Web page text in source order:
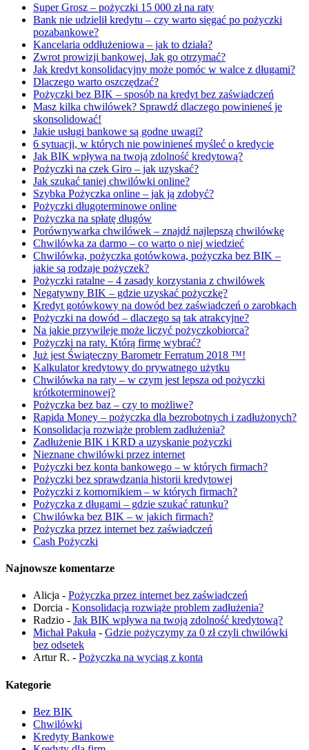
Super Grosz – pożyczki 15 000 zł na raty
Bank nie udzielił kredytu – czy warto sięgać po pożyczki
pozabankowe?
Kancelaria oddłużeniowa – jak to działa?
Zwrot prowizji bankowej. Jak go otrzymać?
Jak kredyt konsolidacyjny może pomóc w walce z długami?
Dlaczego warto oszczędzać?
Pożyczki bez BIK – sposób na kredyt bez zaświadczeń
Masz kilka chwilówek? Sprawdź dlaczego powinieneś je
skonsolidować!
Jakie usługi bankowe są godne uwagi?
6 sytuacji, w których nie powinieneś myśleć o kredycie
Jak BIK wpływa na twoją zdolność kredytową?
Pożyczki na czek Giro – jak uzyskać?
Jak szukać taniej chwilówki online?
Szybka Pożyczka online – jak ją zdobyć?
Pożyczki długoterminowe online
Pożyczka na spłatę długów
Porównywarka chwilówek – znajdź najlepszą chwilówkę
Chwilówka za darmo – co warto o niej wiedzieć
Chwilówka, pożyczka gotówkowa, pożyczka bez BIK –
jakie są rodzaje pożyczek?
Pożyczki ratalne – 4 zasady korzystania z chwilówek
Negatywny BIK – gdzie uzyskać pożyczkę?
Kredyt gotówkowy na dowód bez zaświadczeń o zarobkach
Pożyczki na dowód – dlaczego są tak atrakcyjne?
Na jakie przywileje może liczyć pożyczkobiorca?
Pożyczki na raty. Którą firmę wybrać?
Już jest Świąteczny Barometr Ferratum 2018 ™!
Kalkulator kredytowy do prywatnego użytku
Chwilówka na raty – w czym jest lepsza od pożyczki
krótkoterminowej?
Pożyczka bez baz – czy to możliwe?
Rapida Money – pożyczka dla bezrobotnych i zadłużonych?
Konsolidacja rozwiąże problem zadłużenia?
Zadłużenie BIK i KRD a uzyskanie pożyczki
Nieznane chwilówki przez internet
Pożyczki bez konta bankowego – w których firmach?
Pożyczki bez sprawdzania historii kredytowej
Pożyczki z komornikiem – w których firmach?
Pożyczka z długami – gdzie szukać ratunku?
Chwilówka bez BIK – w jakich firmach?
Pożyczka przez internet bez zaświadczeń
Cash Pożyczki
Najnowsze komentarze
Alicja - Pożyczka przez internet bez zaświadczeń
Dorcia - Konsolidacja rozwiąże problem zadłużenia?
Radzio - Jak BIK wpływa na twoją zdolność kredytową?
Michał Pakuła - Gdzie pożyczymy za 0 zł czyli chwilówki
bez odsetek
Artur R. - Pożyczka na wyciąg z konta
Kategorie
Bez BIK
Chwilówki
Kredyty Bankowe